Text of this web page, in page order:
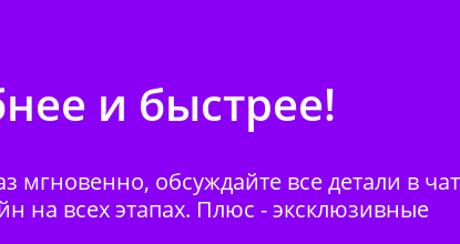
и быстрее!
мгновенно, обсуждайте все детали в
на всех этапах. Плюс - эксклюзивные